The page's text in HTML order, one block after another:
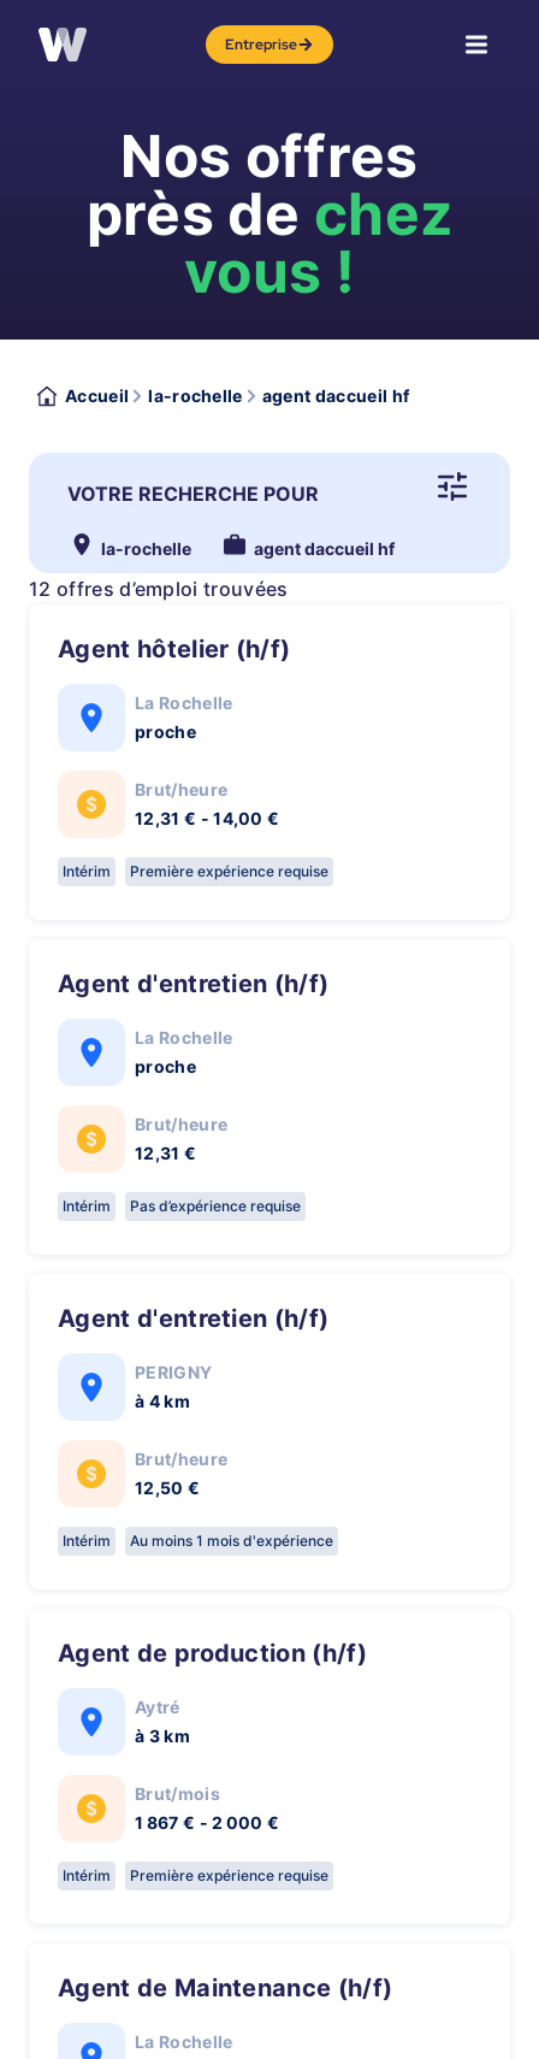
Entreprise
Nos offres
près de chez
vous !
Accueil la-rochelle agent daccueil hf
VOTRE RECHERCHE POUR
la-rochelle agent daccueil hf
12 offres d’emploi trouvées
Agent hôtelier (h/f)
La Rochelle
proche
Brut/heure
12,31 € - 14,00 €
Intérim Première expérience requise
Agent d'entretien (h/f)
La Rochelle
proche
Brut/heure
12,31 €
Intérim Pas d’expérience requise
Agent d'entretien (h/f)
PERIGNY
à 4 km
Brut/heure
12,50 €
Intérim Au moins 1 mois d'expérience
Agent de production (h/f)
Aytré
à 3 km
Brut/mois
1 867 € - 2 000 €
Intérim Première expérience requise
Agent de Maintenance (h/f)
La Rochelle